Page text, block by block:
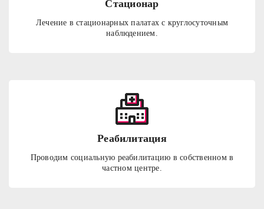
Стационар
Лечение в стационарных палатах с круглосуточным
наблюдением.
Реабилитация
Проводим социальную реабилитацию в собственном в
частном центре.